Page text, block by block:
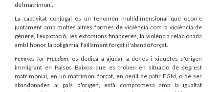
del matrimoni.
La captivitat conjugal és un fenomen multidimensional que ocorre
juntament amb moltes altres formes de violència com la violència de
gènere, l'explotació, les extorsions financeres, la violència relacionada
amb l'honor, la poligàmia, l'aïllament forçat i l'abandó forçat.
Femmes for Freedom, es dedica a ajudar a dones i xiquetes d'origen
immigrant en Països Baixos que es troben en situació de segrest
matrimonial, en un matrimoni forçat, en perill de patir FGM, o de ser
abandonades al país d'origen, està compromesa amb la igualtat